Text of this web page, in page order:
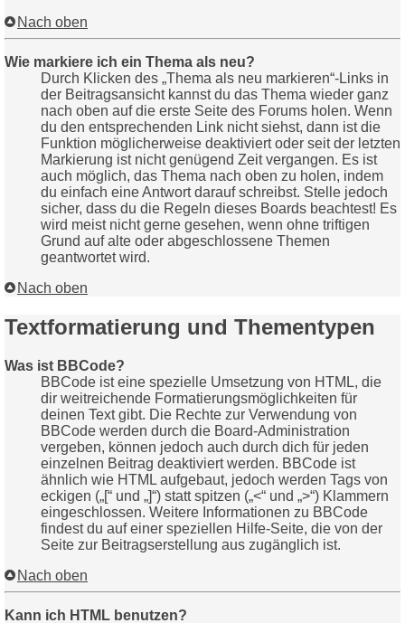
Nach oben
Wie markiere ich ein Thema als neu?
Durch Klicken des „Thema als neu markieren“-Links in
der Beitragsansicht kannst du das Thema wieder ganz
nach oben auf die erste Seite des Forums holen. Wenn
du den entsprechenden Link nicht siehst, dann ist die
Funktion möglicherweise deaktiviert oder seit der letzten
Markierung ist nicht genügend Zeit vergangen. Es ist
auch möglich, das Thema nach oben zu holen, indem
du einfach eine Antwort darauf schreibst. Stelle jedoch
sicher, dass du die Regeln dieses Boards beachtest! Es
wird meist nicht gerne gesehen, wenn ohne triftigen
Grund auf alte oder abgeschlossene Themen
geantwortet wird.
Nach oben
Textformatierung und Thementypen
Was ist BBCode?
BBCode ist eine spezielle Umsetzung von HTML, die
dir weitreichende Formatierungsmöglichkeiten für
deinen Text gibt. Die Rechte zur Verwendung von
BBCode werden durch die Board-Administration
vergeben, können jedoch auch durch dich für jeden
einzelnen Beitrag deaktiviert werden. BBCode ist
ähnlich wie HTML aufgebaut, jedoch werden Tags von
eckigen („[“ und „]“) statt spitzen („<“ und „>“) Klammern
eingeschlossen. Weitere Informationen zu BBCode
findest du auf einer speziellen Hilfe-Seite, die von der
Seite zur Beitragserstellung aus zugänglich ist.
Nach oben
Kann ich HTML benutzen?